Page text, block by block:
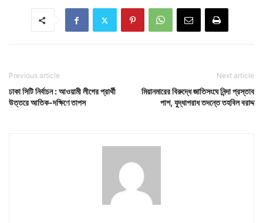
Previous article
ঢাকা সিটি নির্বাচন : আওয়ামী লীগের প্রার্থী
উত্তরে আতিক-দক্ষিণে তাপস
Next article
মিয়ানমারের বিরুদ্ধে জাতিসংঘে নিন্দা প্রস্তাব
পাশ, যুদ্ধাপরাধ তদন্তে তহবিল বরাদ্দ